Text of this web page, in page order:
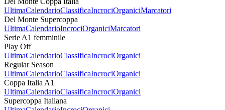
UltimaCalendarioClassificaIncrociOrganiciMarcatori
Del Monte Supercoppa
UltimaCalendarioIncrociOrganiciMarcatori
Serie A1 femminile
Play Off
UltimaCalendarioClassificaIncrociOrganici
Regular Season
UltimaCalendarioClassificaIncrociOrganici
Coppa Italia A1
UltimaCalendarioClassificaIncrociOrganici
Supercoppa Italiana